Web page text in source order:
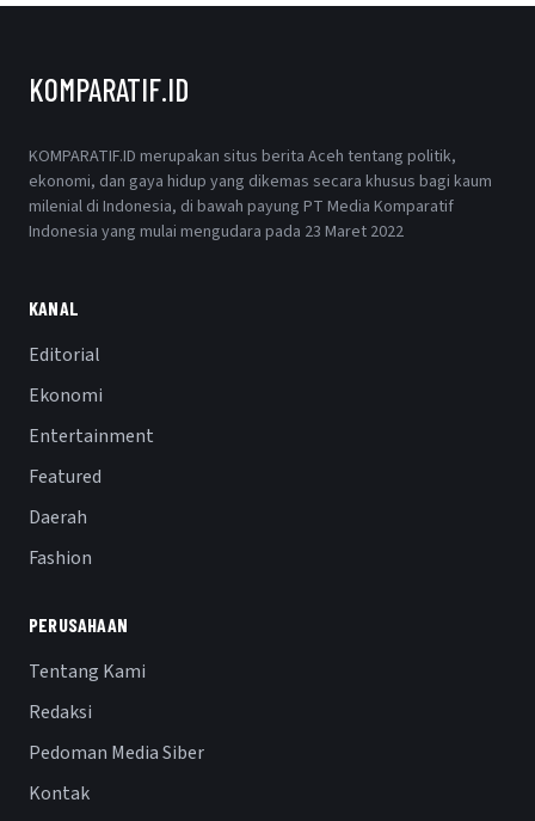
KOMPARATIF.ID
KOMPARATIF.ID merupakan situs berita Aceh tentang politik,
ekonomi, dan gaya hidup yang dikemas secara khusus bagi kaum
milenial di Indonesia, di bawah payung PT Media Komparatif
Indonesia yang mulai mengudara pada 23 Maret 2022
KANAL
Editorial
Ekonomi
Entertainment
Featured
Daerah
Fashion
PERUSAHAAN
Tentang Kami
Redaksi
Pedoman Media Siber
Kontak